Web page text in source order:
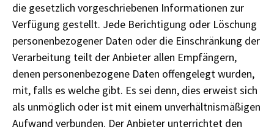
die gesetzlich vorgeschriebenen Informationen zur
Verfügung gestellt. Jede Berichtigung oder Löschung
personenbezogener Daten oder die Einschränkung der
Verarbeitung teilt der Anbieter allen Empfängern,
denen personenbezogene Daten offengelegt wurden,
mit, falls es welche gibt. Es sei denn, dies erweist sich
als unmöglich oder ist mit einem unverhältnismäßigen
Aufwand verbunden. Der Anbieter unterrichtet den